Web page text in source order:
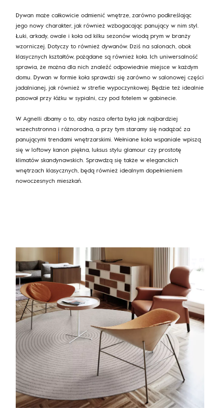
Dywan może całkowicie odmienić wnętrze, zarówno podkreślając
jego nowy charakter, jak również wzbogacając panujący w nim styl.
Łuki, arkady, owale i koła od kilku sezonów wiodą prym w branży
wzorniczej. Dotyczy to również dywanów. Dziś na salonach, obok
klasycznych kształtów, pożądane są również koła. Ich uniwersalność
sprawia, że można dla nich znaleźć odpowiednie miejsce w każdym
domu. Dywan w formie koła sprawdzi się zarówno w salonowej części
jadalnianej, jak również w strefie wypoczynkowej. Będzie też idealnie
pasował przy łóżku w sypialni, czy pod fotelem w gabinecie.
W Agnelli dbamy o to, aby nasza oferta była jak najbardziej
wszechstronna i różnorodna, a przy tym staramy się nadążać za
panującymi trendami wnętrzarskimi. Wełniane koła wspaniale wpiszą
się w loftowy kanon piękna, luksus stylu glamour czy prostotę
klimatów skandynawskich. Sprawdzą się także w eleganckich
wnętrzach klasycznych, będą również idealnym dopełnieniem
nowoczesnych mieszkań.